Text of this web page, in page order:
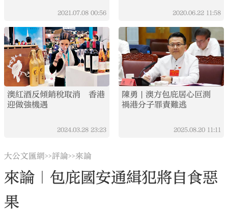
2021.07.08 00:56 2020.06.22 11:58
澳紅酒反傾銷稅取消 香港
迎做強機遇
2024.03.28 23:23
陳勇 | 澳方包庇居心叵測
禍港分子罪責難逃
2025.08.20 11:11
大公文匯網>>評論>>來論
來論｜包庇國安通緝犯將自食惡
果